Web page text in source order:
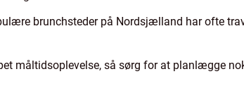
brunchsteder på Nordsjælland har ofte
måltidsoplevelse, så sørg for at planlægge